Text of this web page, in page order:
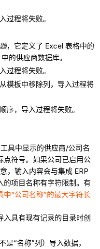
过程将失败。
，它定义了 Excel 表格中的
的供应商数据库。
过程将失败。
模板中移除列，导入过程将
序，导入过程将失败。
具中显示的供应商/公司名
点符号。如果公司已启用公
，输入内容会与集成 ERP
的项目名称有字符限制。有
中“公司名称”的最大字符长
入具有现有记录的目录时创
是“名称”列）导入数据，